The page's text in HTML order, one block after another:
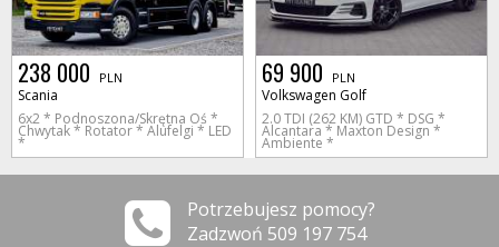
238 000 PLN
Scania
6x2 * Podnoszona/Skrętna Oś *
Chwytak * Rotator * Alufelgi * LED
*
69 900 PLN
Volkswagen Golf
2.0 TDI (262 KM) GTD * DSG *
Alcantara * Maxton Design *
Ambiente *
Potrzebujesz pomocy?
Zadzwoń 509 197 754